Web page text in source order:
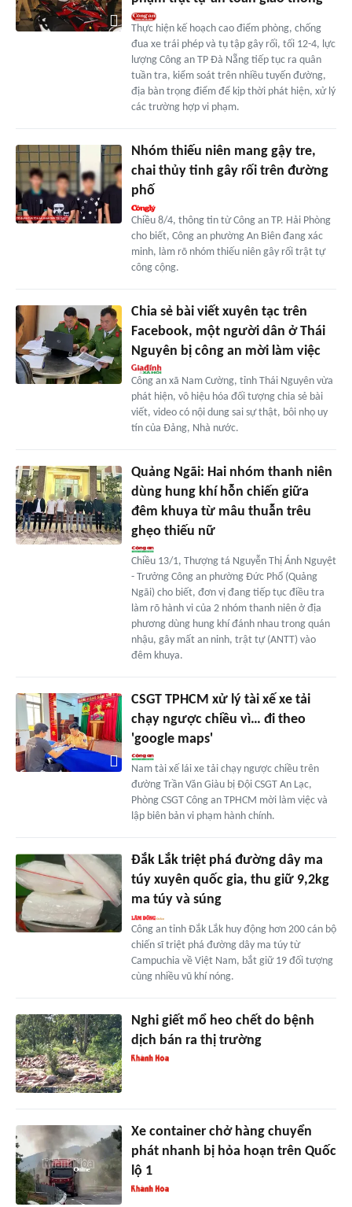
Thực hiện kế hoạch cao điểm phòng, chống
đua xe trái phép và tụ tập gây rối, tối 12-4, lực
lượng Công an TP Đà Nẵng tiếp tục ra quân
tuần tra, kiểm soát trên nhiều tuyến đường,
địa bàn trọng điểm để kịp thời phát hiện, xử lý
các trường hợp vi phạm.
Nhóm thiếu niên mang gậy tre,
chai thủy tinh gây rối trên đường
phố
Chiều 8/4, thông tin từ Công an TP. Hải Phòng
cho biết, Công an phường An Biên đang xác
minh, làm rõ nhóm thiếu niên gây rối trật tự
công cộng.
Chia sẻ bài viết xuyên tạc trên
Facebook, một người dân ở Thái
Nguyên bị công an mời làm việc
Công an xã Nam Cường, tỉnh Thái Nguyên vừa
phát hiện, vô hiệu hóa đối tượng chia sẻ bài
viết, video có nội dung sai sự thật, bôi nhọ uy
tín của Đảng, Nhà nước.
Quảng Ngãi: Hai nhóm thanh niên
dùng hung khí hỗn chiến giữa
đêm khuya từ mâu thuẫn trêu
ghẹo thiếu nữ
Chiều 13/1, Thượng tá Nguyễn Thị Ánh Nguyệt
- Trưởng Công an phường Đức Phổ (Quảng
Ngãi) cho biết, đơn vị đang tiếp tục điều tra
làm rõ hành vi của 2 nhóm thanh niên ở địa
phương dùng hung khí đánh nhau trong quán
nhậu, gây mất an ninh, trật tự (ANTT) vào
đêm khuya.
CSGT TPHCM xử lý tài xế xe tải
chạy ngược chiều vì… đi theo
'google maps'
Nam tài xế lái xe tải chạy ngược chiều trên
đường Trần Văn Giàu bị Đội CSGT An Lạc,
Phòng CSGT Công an TPHCM mời làm việc và
lập biên bản vi phạm hành chính.
Đắk Lắk triệt phá đường dây ma
túy xuyên quốc gia, thu giữ 9,2kg
ma túy và súng
Công an tỉnh Đắk Lắk huy động hơn 200 cán bộ
chiến sĩ triệt phá đường dây ma túy từ
Campuchia về Việt Nam, bắt giữ 19 đối tượng
cùng nhiều vũ khí nóng.
Nghi giết mổ heo chết do bệnh
dịch bán ra thị trường
Xe container chở hàng chuyển
phát nhanh bị hỏa hoạn trên Quốc
lộ 1